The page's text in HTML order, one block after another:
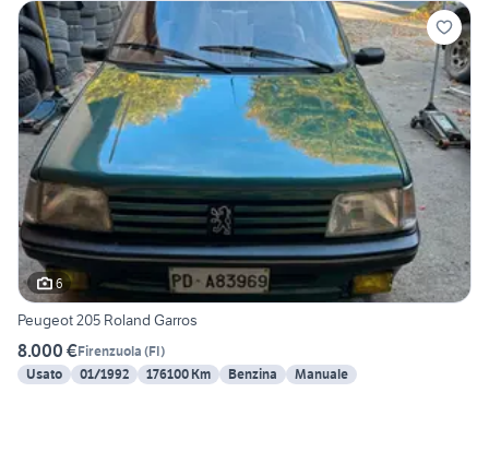
6
Peugeot 205 Roland Garros
8.000 €Firenzuola (FI)
Usato
01/1992 176100 Km Benzina Manuale